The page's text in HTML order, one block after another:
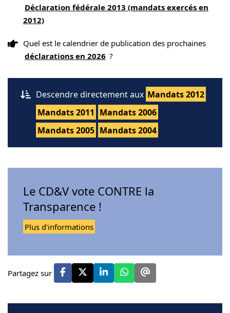
Déclaration fédérale 2013 (mandats exercés en
2012)
Quel est le calendrier de publication des prochaines
déclarations en 2026 ?
Descendre directement aux Mandats 2012
Mandats 2011 Mandats 2006
Mandats 2005 Mandats 2004
Le CD&V vote CONTRE la
Transparence !
Plus d'informations
Partagez sur